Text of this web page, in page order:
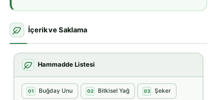
İçerik ve Saklama
Hammadde Listesi
01 Buğday Unu 02 Bitkisel Yağ 03 Şeker